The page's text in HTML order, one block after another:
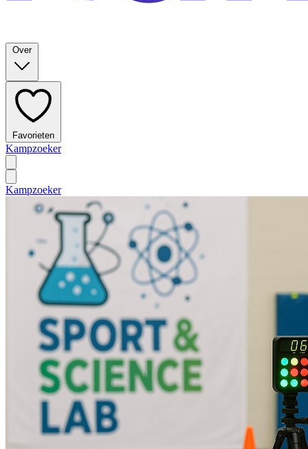
Over
Favorieten
Kampzoeker
Kampzoeker